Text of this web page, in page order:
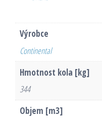
Výrobce
Continental
Hmotnost kola [kg]
344
Objem [m3]